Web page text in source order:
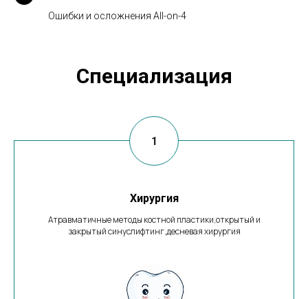
Ошибки и осложнения All-on-4
Специализация
Хирургия
Атравматичные методы костной пластики,открытый и
закрытый синуслифтинг,десневая хирургия